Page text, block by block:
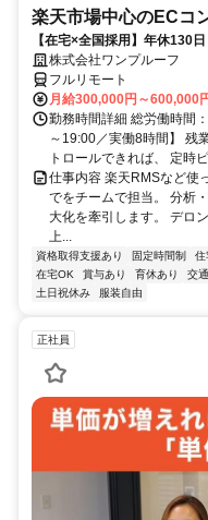
楽天市場中心のECコ
【在宅×全国採用】年休130
株式会社ワンプルーフ
フルリモート
月給300,000円～600,000
勤務時間詳細 総労働時間
～19:00／実働8時間】 残
トロールできれば、 定時
仕事内容 楽天RMSなど使
でをチームで担当。 分析
大化を牽引します。 デロ
上...
資格取得支援あり 固定時間制 住
在宅OK
賞与あり 育休あり 交
土日祝休み
服装自由
正社員